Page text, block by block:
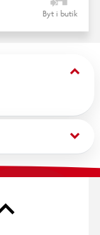
Byt i butik
keyboard_arrow_down
keyboard_arrow_down